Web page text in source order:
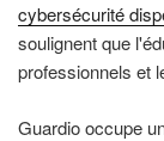
cybersécurité
soulignent que
professionnels et
Guardio occupe